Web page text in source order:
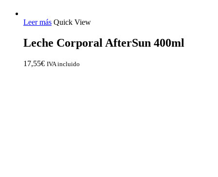
Leer más Quick View
Leche Corporal AfterSun 400ml
17,55€ IVA incluido